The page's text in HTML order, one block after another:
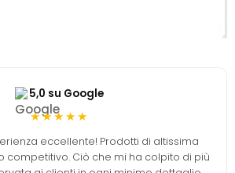
5,0 su Google
★★★★★
eccellente! Prodotti di altissima
competitivo. Ciò che mi ha colpito di più